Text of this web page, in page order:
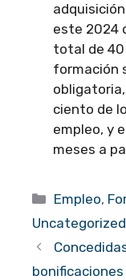
este 2024
total de 40
formación
ciento de
empleo, y
meses a
Categorías
Empleo,
Uncategorized